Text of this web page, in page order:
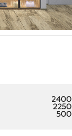
2400
2250
500